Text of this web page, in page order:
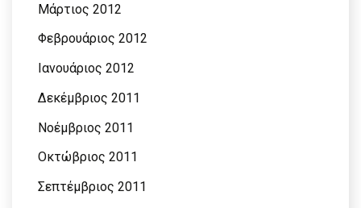
Μάρτιος 2012
Φεβρουάριος 2012
Ιανουάριος 2012
Δεκέμβριος 2011
Νοέμβριος 2011
Οκτώβριος 2011
Σεπτέμβριος 2011